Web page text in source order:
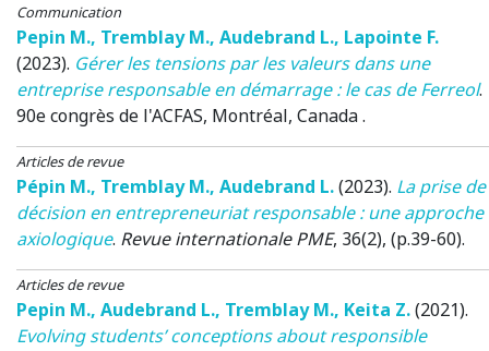
Communication
Pepin M., Tremblay M., Audebrand L., Lapointe F.
(2023). Gérer les tensions par les valeurs dans une
entreprise responsable en démarrage : le cas de Ferreol.
90e congrès de l'ACFAS, Montréal, Canada .
Articles de revue
Pépin M., Tremblay M., Audebrand L.(2023). La prise de
décision en entrepreneuriat responsable : une approche
axiologique. Revue internationale PME, 36(2), (p.39-60).
Articles de revue
Pepin M., Audebrand L., Tremblay M., Keita Z.(2021).
Evolving students’ conceptions about responsible